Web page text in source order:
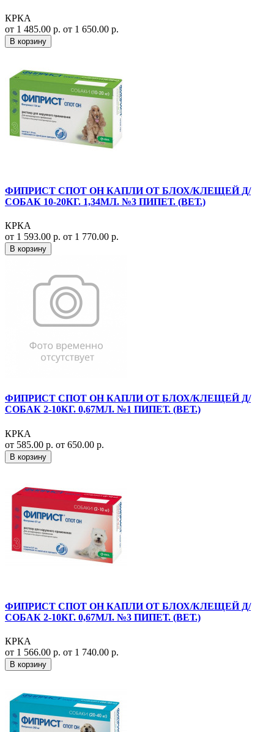
КРКА
от 1 485.00 р. от 1 650.00 р.
В корзину
ФИПРИСТ СПОТ ОН КАПЛИ ОТ БЛОХ/КЛЕЩЕЙ Д/
СОБАК 10-20КГ. 1,34МЛ. №3 ПИПЕТ. (ВЕТ.)
КРКА
от 1 593.00 р. от 1 770.00 р.
В корзину
ФИПРИСТ СПОТ ОН КАПЛИ ОТ БЛОХ/КЛЕЩЕЙ Д/
СОБАК 2-10КГ. 0,67МЛ. №1 ПИПЕТ. (ВЕТ.)
КРКА
от 585.00 р. от 650.00 р.
В корзину
ФИПРИСТ СПОТ ОН КАПЛИ ОТ БЛОХ/КЛЕЩЕЙ Д/
СОБАК 2-10КГ. 0,67МЛ. №3 ПИПЕТ. (ВЕТ.)
КРКА
от 1 566.00 р. от 1 740.00 р.
В корзину